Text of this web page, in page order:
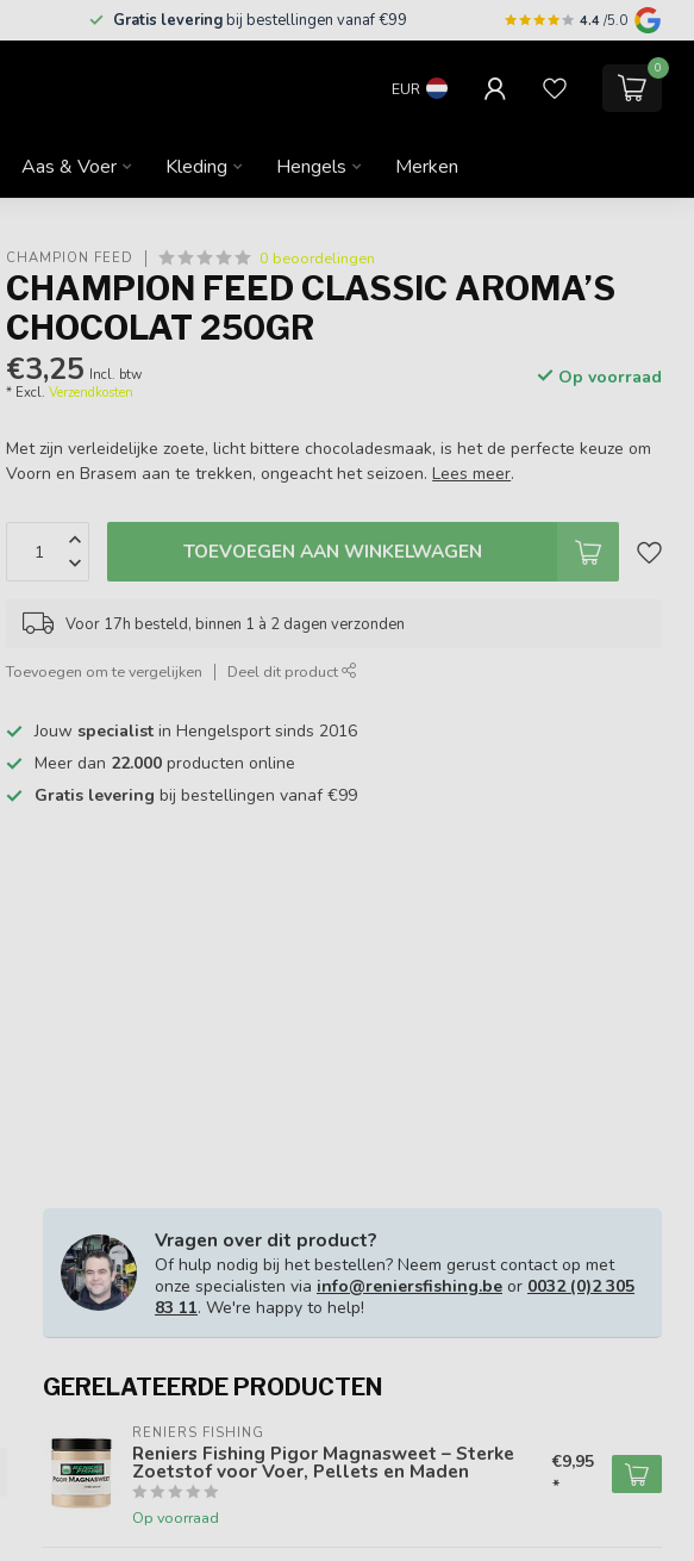
Gratis leveringbij bestellingen vanaf €99 4.4 /5.0
EUR
0
Aas & Voer Kleding Hengels Merken
CHAMPION FEED 0 beoordelingen
CHAMPION FEED CLASSIC AROMA’S
CHOCOLAT 250GR
€3,25 Incl. btw
* Excl.Verzendkosten
Op voorraad
Met zijn verleidelijke zoete, licht bittere chocoladesmaak, is het de perfecte keuze om
Voorn en Brasem aan te trekken, ongeacht het seizoen.Lees meer.
TOEVOEGEN AAN WINKELWAGEN
Voor 17h besteld, binnen 1 à 2 dagen verzonden
Toevoegen om te vergelijken Deel dit product
Jouw specialist in Hengelsport sinds 2016
Meer dan 22.000 producten online
Gratis levering bij bestellingen vanaf €99
Vragen over dit product?
Of hulp nodig bij het bestellen? Neem gerust contact op met
onze specialisten via info@reniersfishing.be or 0032 (0)2 305
83 11. We're happy to help!
GERELATEERDE PRODUCTEN
RENIERS FISHING
Reniers Fishing Pigor Magnasweet – Sterke
Zoetstof voor Voer, Pellets en Maden
Op voorraad
€9,95
*